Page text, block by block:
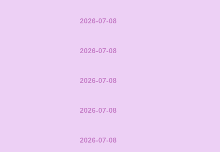
2026-07-08
2026-07-08
2026-07-08
2026-07-08
2026-07-08